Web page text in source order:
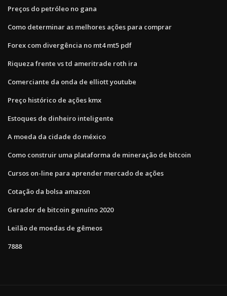
Preços do petróleo no gana
Como determinar as melhores ações para comprar
Forex com divergência no mt4 mt5 pdf
Riqueza frente vs td ameritrade roth ira
Comerciante da onda de elliott youtube
Preço histórico de ações kmx
Estoques de dinheiro inteligente
A moeda da cidade do méxico
Como construir uma plataforma de mineração de bitcoin
Cursos on-line para aprender mercado de ações
Cotação da bolsa amazon
Gerador de bitcoin genuíno 2020
Leilão de moedas de gêmeos
7888